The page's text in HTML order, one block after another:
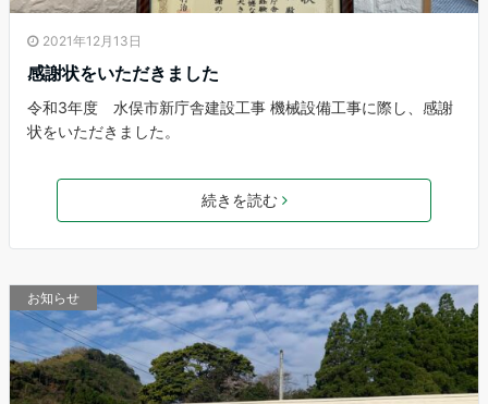
2021年12月13日
感謝状をいただきました
令和3年度 水俣市新庁舎建設工事 機械設備工事に際し、感謝
状をいただきました。
続きを読む
お知らせ